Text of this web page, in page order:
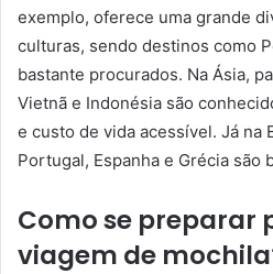
exemplo, oferece uma grande
culturas, sendo destinos como
bastante procurados. Na Ásia,
Vietnã e Indonésia são
e custo de vida acessível. Já na
Portugal, Espanha e Grécia são
Como se preparar
viagem de